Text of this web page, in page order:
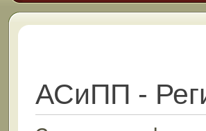
АСиПП -